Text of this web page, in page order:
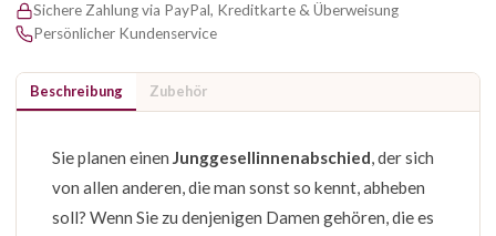
Sichere Zahlung via PayPal, Kreditkarte & Überweisung
Persönlicher Kundenservice
Beschreibung Zubehör
Sie planen einen Junggesellinnenabschied, der sich
von allen anderen, die man sonst so kennt, abheben
soll? Wenn Sie zu denjenigen Damen gehören, die es